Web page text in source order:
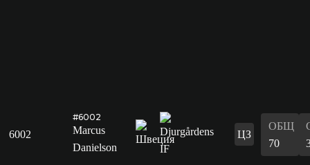
6002
#6002
Marcus
Danielson
ЦЗ
ОБЩ
70